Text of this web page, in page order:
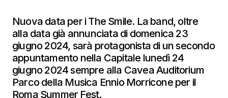
Nuova data per i The Smile. La band, oltre
alla data già annunciata di domenica 23
giugno 2024, sarà protagonista di un secondo
appuntamento nella Capitale lunedì 24
giugno 2024 sempre alla Cavea Auditorium
Parco della Musica Ennio Morricone per il
Roma Summer Fest.